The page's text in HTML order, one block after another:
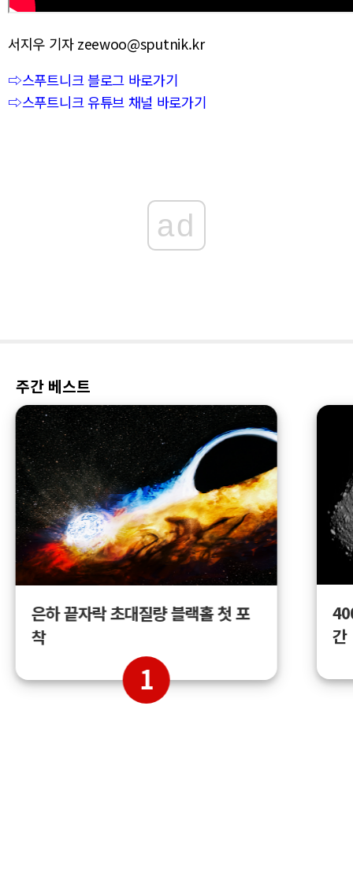
서지우 기자 zeewoo@sputnik.kr
⇨스푸트니크 블로그 바로가기
⇨스푸트니크 유튜브 채널 바로가기
ad
주간 베스트
은하 끝자락 초대질량 블랙홀 첫 포
착
1
간